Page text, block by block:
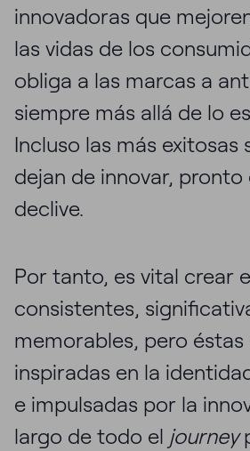
innovadoras que
las vidas de los
obliga a las marcas a
siempre más allá de lo
Incluso las más exitosas
dejan de innovar,
declive.
Por tanto, es vital crear
consistentes,
memorables, pero
inspiradas en la
e impulsadas por la
largo de todo el journey